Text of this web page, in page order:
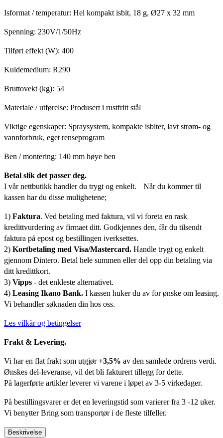
Isformat / temperatur: Hel kompakt isbit, 18 g, Ø27 x 32 mm
Spenning: 230V/1/50Hz
Tilført effekt (W): 400
Kuldemedium: R290
Bruttovekt (kg): 54
Materiale / utførelse: Produsert i rustfritt stål
Viktige egenskaper: Spraysystem, kompakte isbiter, lavt strøm- og
vannforbruk, eget renseprogram
Ben / montering: 140 mm høye ben
Betal slik det passer deg.
I vår nettbutikk handler du trygt og enkelt. Når du kommer til
kassen har du disse mulighetene;
1) Faktura. Ved betaling med faktura, vil vi foreta en rask
kredittvurdering av firmaet ditt. Godkjennes den, får du tilsendt
faktura på epost og bestillingen iverksettes.
2) Kortbetaling med Visa/Mastercard. Handle trygt og enkelt
gjennom Dintero. Betal hele summen eller del opp din betaling via
ditt kredittkort.
3) Vipps - det enkleste alternativet.
4) Leasing Ikano Bank. I kassen huker du av for ønske om leasing.
Vi behandler søknaden din hos oss.
Les vilkår og betingelser
Frakt & Levering.
Vi har en flat frakt som utgjør+3,5% av den samlede ordrens verdi.
Ønskes del-leveranse, vil det bli fakturert tillegg for dette.
På lagerførte artikler leverer vi varene i løpet av 3-5 virkedager.
På bestillingsvarer er det en leveringstid som varierer fra 3 -12 uker.
Vi benytter Bring som transportør i de fleste tilfeller.
Beskrivelse